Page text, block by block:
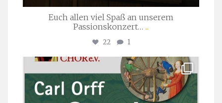
Euch allen viel Spaß an unserem
Passionskonzert… ...
22 1
stuttgarter_oratorienchor
Juli 22